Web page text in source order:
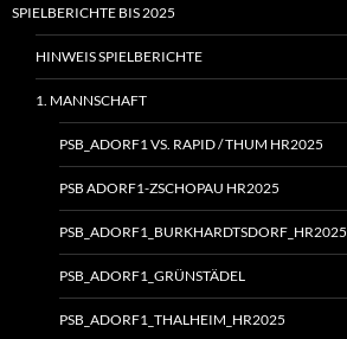
SPIELBERICHTE BIS 2025
HINWEIS SPIELBERICHTE
1. MANNSCHAFT
PSB_ADORF1 VS. RAPID / THUM HR2025
PSB ADORF1-ZSCHOPAU HR2025
PSB_ADORF1_BURKHARDTSDORF_HR2025
PSB_ADORF1_GRÜNSTÄDEL
PSB_ADORF1_THALHEIM_HR2025